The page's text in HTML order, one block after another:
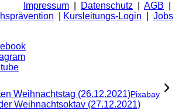
Impressum Datenschutz AGB
Kursleitungs-Login
Jobs
Weihnachtstag (26.12.2021)Pixabay
Weihnachtsoktav (27.12.2021)